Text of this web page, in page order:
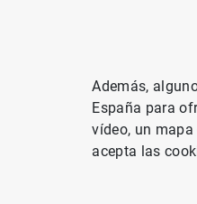
27/06/2022
Además,
España para
vídeo, un
acepta las